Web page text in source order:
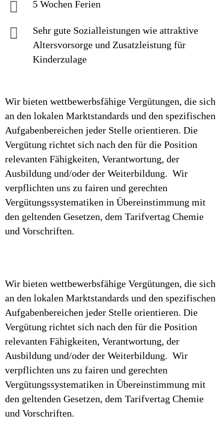
5 Wochen Ferien
Sehr gute Sozialleistungen wie attraktive
Altersvorsorge und Zusatzleistung für
Kinderzulage
Wir bieten wettbewerbsfähige Vergütungen, die sich
an den lokalen Marktstandards und den spezifischen
Aufgabenbereichen jeder Stelle orientieren. Die
Vergütung richtet sich nach den für die Position
relevanten Fähigkeiten, Verantwortung, der
Ausbildung und/oder der Weiterbildung. Wir
verpflichten uns zu fairen und gerechten
Vergütungssystematiken in Übereinstimmung mit
den geltenden Gesetzen, dem Tarifvertag Chemie
und Vorschriften.
Wir bieten wettbewerbsfähige Vergütungen, die sich
an den lokalen Marktstandards und den spezifischen
Aufgabenbereichen jeder Stelle orientieren. Die
Vergütung richtet sich nach den für die Position
relevanten Fähigkeiten, Verantwortung, der
Ausbildung und/oder der Weiterbildung. Wir
verpflichten uns zu fairen und gerechten
Vergütungssystematiken in Übereinstimmung mit
den geltenden Gesetzen, dem Tarifvertag Chemie
und Vorschriften.